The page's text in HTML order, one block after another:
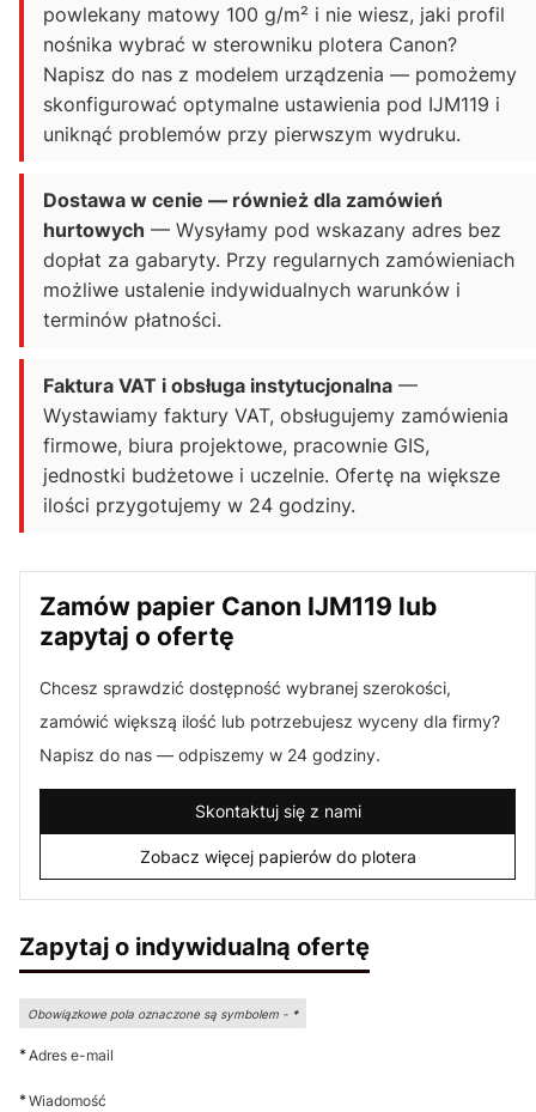
powlekany matowy 100 g/m² i nie wiesz, jaki profil
nośnika wybrać w sterowniku plotera Canon?
Napisz do nas z modelem urządzenia — pomożemy
skonfigurować optymalne ustawienia pod IJM119 i
uniknąć problemów przy pierwszym wydruku.
Dostawa w cenie — również dla zamówień
hurtowych — Wysyłamy pod wskazany adres bez
dopłat za gabaryty. Przy regularnych zamówieniach
możliwe ustalenie indywidualnych warunków i
terminów płatności.
Faktura VAT i obsługa instytucjonalna —
Wystawiamy faktury VAT, obsługujemy zamówienia
firmowe, biura projektowe, pracownie GIS,
jednostki budżetowe i uczelnie. Ofertę na większe
ilości przygotujemy w 24 godziny.
Zamów papier Canon IJM119 lub
zapytaj o ofertę
Chcesz sprawdzić dostępność wybranej szerokości,
zamówić większą ilość lub potrzebujesz wyceny dla firmy?
Napisz do nas — odpiszemy w 24 godziny.
Skontaktuj się z nami
Zobacz więcej papierów do plotera
Zapytaj o indywidualną ofertę
Obowiązkowe pola oznaczone są symbolem - *
*Adres e-mail
*Wiadomość